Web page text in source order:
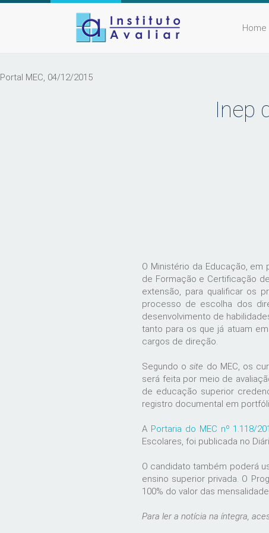
Home
Portal MEC, 04/12/2015
Inep
O Ministério da Educação,
de Formação e Certificação
extensão, para qualificar os
processo de escolha dos
desenvolvimento de
tanto para os que já atuam
cargos de direção.
Segundo osite do MEC, os
será feita por meio de
de educação superior
registro documental em
A Portaria do MEC nº 1.118/
Escolares, foi publicada no
O candidato também poderá
ensino superior privada. O
100% do valor das
Para ler a notícia na íntegra,